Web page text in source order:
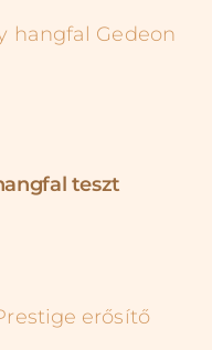
teszt